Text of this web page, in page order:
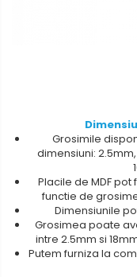
Grosimile
dimensiuni:
Placile de MDF
functie de
Dimensiunile
Grosimea poate
intre 2.5mm si
Putem furniza la